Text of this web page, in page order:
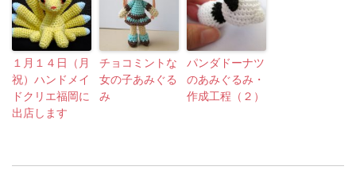
１月１４日（月
祝）ハンドメイ
ドクリエ福岡に
出店します
チョコミントな
女の子あみぐる
み
パンダドーナツ
のあみぐるみ・
作成工程（２）